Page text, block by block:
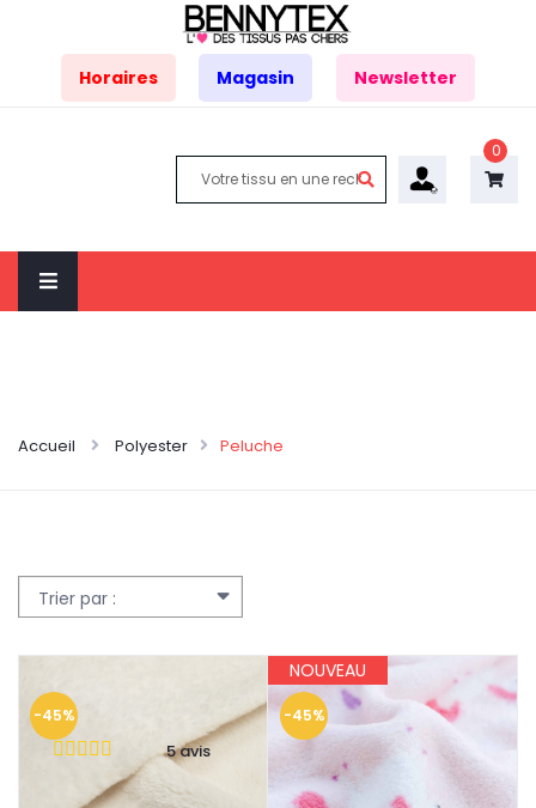
Horaires Magasin Newsletter
0
Accueil Polyester Peluche
Trier par :
-45%
5 avis
-45%
NOUVEAU